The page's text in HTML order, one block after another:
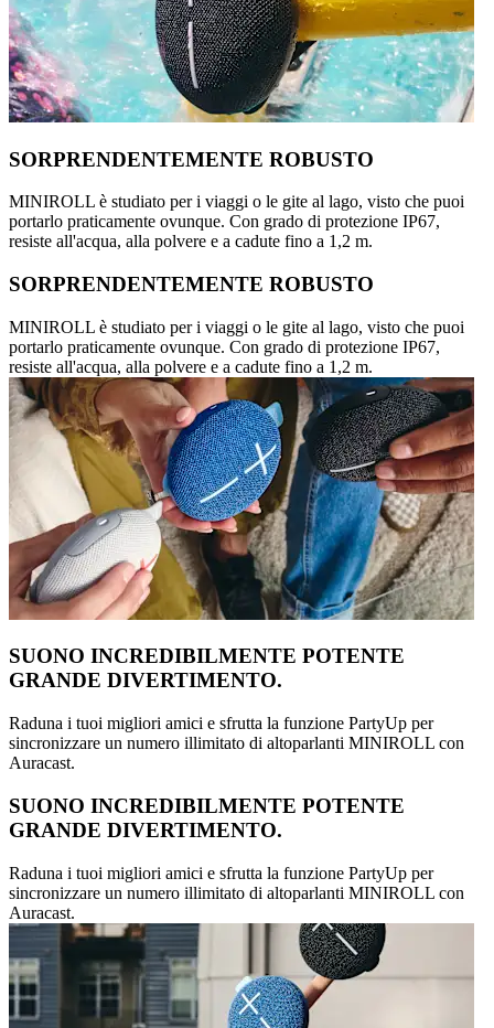
SORPRENDENTEMENTE ROBUSTO
MINIROLL è studiato per i viaggi o le gite al lago, visto che puoi
portarlo praticamente ovunque. Con grado di protezione IP67,
resiste all'acqua, alla polvere e a cadute fino a 1,2 m.
SORPRENDENTEMENTE ROBUSTO
MINIROLL è studiato per i viaggi o le gite al lago, visto che puoi
portarlo praticamente ovunque. Con grado di protezione IP67,
resiste all'acqua, alla polvere e a cadute fino a 1,2 m.
SUONO INCREDIBILMENTE POTENTE
GRANDE DIVERTIMENTO.
Raduna i tuoi migliori amici e sfrutta la funzione PartyUp per
sincronizzare un numero illimitato di altoparlanti MINIROLL con
Auracast.
SUONO INCREDIBILMENTE POTENTE
GRANDE DIVERTIMENTO.
Raduna i tuoi migliori amici e sfrutta la funzione PartyUp per
sincronizzare un numero illimitato di altoparlanti MINIROLL con
Auracast.